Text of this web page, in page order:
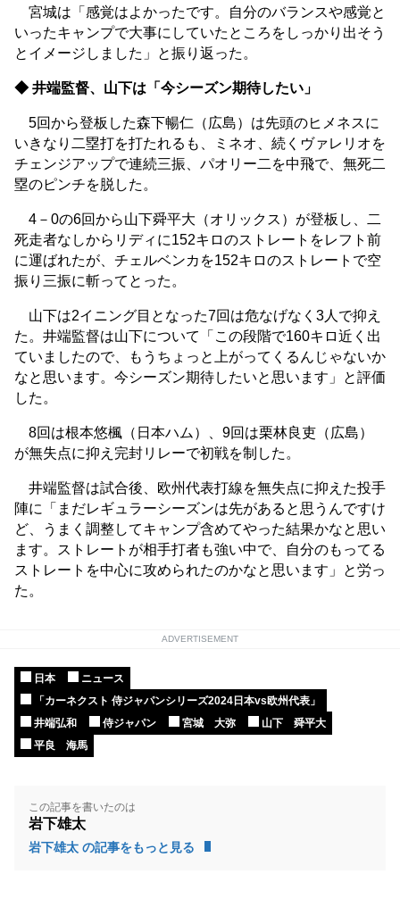
宮城は「感覚はよかったです。自分のバランスや感覚と
いったキャンプで大事にしていたところをしっかり出そう
とイメージしました」と振り返った。
◆ 井端監督、山下は「今シーズン期待したい」
5回から登板した森下暢仁（広島）は先頭のヒメネスに
いきなり二塁打を打たれるも、ミネオ、続くヴァレリオを
チェンジアップで連続三振、パオリー二を中飛で、無死二
塁のピンチを脱した。
4－0の6回から山下舜平大（オリックス）が登板し、二
死走者なしからリディに152キロのストレートをレフト前
に運ばれたが、チェルベンカを152キロのストレートで空
振り三振に斬ってとった。
山下は2イニング目となった7回は危なげなく3人で抑え
た。井端監督は山下について「この段階で160キロ近く出
ていましたので、もうちょっと上がってくるんじゃないか
なと思います。今シーズン期待したいと思います」と評価
した。
8回は根本悠楓（日本ハム）、9回は栗林良吏（広島）
が無失点に抑え完封リレーで初戦を制した。
井端監督は試合後、欧州代表打線を無失点に抑えた投手
陣に「まだレギュラーシーズンは先があると思うんですけ
ど、うまく調整してキャンプ含めてやった結果かなと思い
ます。ストレートが相手打者も強い中で、自分のもってる
ストレートを中心に攻められたのかなと思います」と労っ
た。
ADVERTISEMENT
日本
ニュース
「カーネクスト 侍ジャパンシリーズ2024日本vs欧州代表」
井端弘和
侍ジャパン 宮城 大弥
山下 舜平大
平良 海馬
この記事を書いたのは
岩下雄太
岩下雄太 の記事をもっと見る